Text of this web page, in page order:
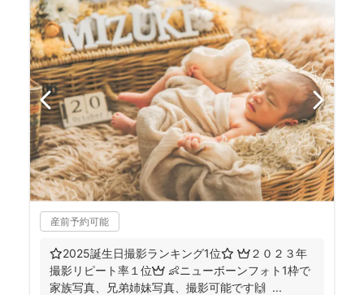
産前予約可能
⭐️2025誕生日撮影ランキング1位⭐️ 👑２０２３年
撮影リピート率１位👑 👶ニューボーンフォト1枠で
家族写真、兄弟姉妹写真、撮影可能です🙌 ...